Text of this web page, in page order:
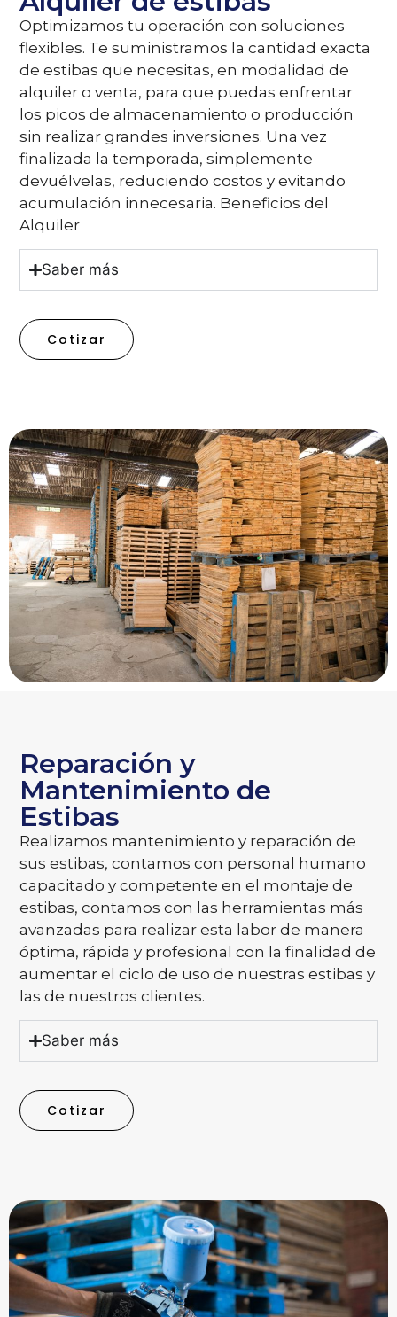
Optimizamos tu operación con soluciones
flexibles. Te suministramos la cantidad exacta
de estibas que necesitas, en modalidad de
alquiler o venta, para que puedas enfrentar
los picos de almacenamiento o producción
sin realizar grandes inversiones. Una vez
finalizada la temporada, simplemente
devuélvelas, reduciendo costos y evitando
acumulación innecesaria. Beneficios del
Alquiler
Saber más
Cotizar
Reparación y
Mantenimiento de
Estibas
Realizamos mantenimiento y reparación de
sus estibas, contamos con personal humano
capacitado y competente en el montaje de
estibas, contamos con las herramientas más
avanzadas para realizar esta labor de manera
óptima, rápida y profesional con la finalidad de
aumentar el ciclo de uso de nuestras estibas y
las de nuestros clientes.
Saber más
Cotizar